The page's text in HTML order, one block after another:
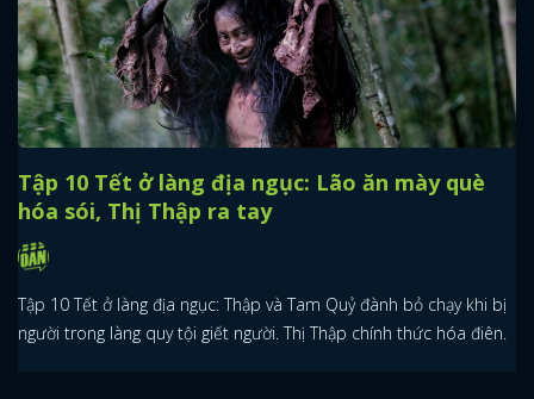
Tập 10 Tết ở làng địa ngục: Lão ăn mày què
hóa sói, Thị Thập ra tay
Tập 10 Tết ở làng địa ngục: Thập và Tam Quỷ đành bỏ chạy khi bị
người trong làng quy tội giết người. Thị Thập chính thức hóa điên.